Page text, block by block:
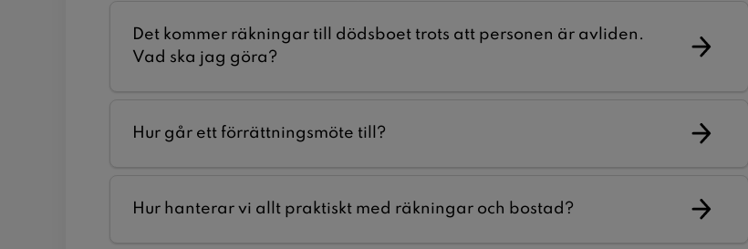
Det kommer räkningar till dödsboet trots att personen är avliden.
Vad ska jag göra?
Hur går ett förrättningsmöte till?
Hur hanterar vi allt praktiskt med räkningar och bostad?